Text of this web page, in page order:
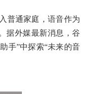
普通家庭，语音作为
据外媒最新消息，谷
手”中探索“未来的音